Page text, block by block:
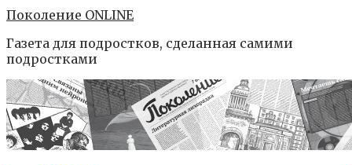
Поколение ONLINE
Газета для подростков, сделанная самими
подростками